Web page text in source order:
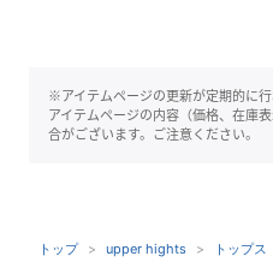
※アイテムページの更新が定期的に
アイテムページの内容（価格、在庫
合がございます。ご注意ください。
トップ upper hights トップス